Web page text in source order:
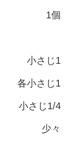
1個
小さじ1
各小さじ1
小さじ1/4
少々